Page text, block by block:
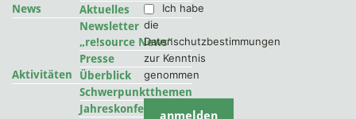
News
Aktuelles
Newsletter
„re!source News“
Presse
Aktivitäten
Überblick
Schwerpunktthemen
Jahreskonferenzen
2022
Ich habe
die
Datenschutzbestimmungen
zur Kenntnis
genommen